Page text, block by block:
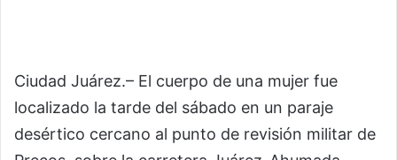
Ciudad Juárez.– El cuerpo de una mujer fue
localizado la tarde del sábado en un paraje
desértico cercano al punto de revisión militar de